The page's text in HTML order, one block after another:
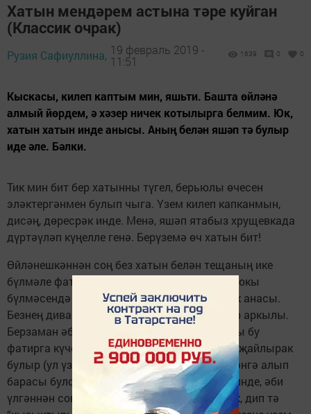
Хатын мендәрем астына тәре куйган
(Классик очрак)
Рузия Сафиуллина, 19 февраль 2019 -
11:51
1639 0 0
Кыскасы, килеп каптым мин, яшьти. Башта өйләнә
алмый йөрдем, ә хәзер ничек котылырга белмим. Юк,
хатын хатын инде анысы. Аның белән яшәп тә булыр
иде әле. Бәлки.
Тик мин бит бер хатынны түгел, берьюлы өчесен
эләктергәнмен булып чыга. Үзем килеп капканмын,
дисәң, дөресрәк инде. Менә, яшәп ятабыз хрущевкада
дүртәүләп күңелле генә. Берүземә өч хатын бит!
Өйләнешкәннән соң без хатын белән тещаның ике
бүлмәле фатирында яшибез. Без – залда, йокы
бүлмәсендә – тещаның җитмеш бер яшьлек анасы.
Безнең диван белән аның караваты – дивар аркылы.
Берзаман әбине паралич сукты да, теща аны бу
фатирга күчерде. Имеш, икенче катта әбигә җайлырак
булыр (ул үзе дүртенчедә яши), врачка-фәләнгә алып
барасы булса да мәшәкате азрак. Билгеле инде, әби
үлгәннән соң фатир минем хатынга күчәчәк, дип тә